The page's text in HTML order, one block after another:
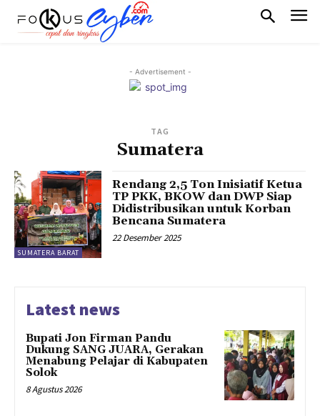
- Advertisement -
TAG
Sumatera
SUMATERA BARAT
Rendang 2,5 Ton Inisiatif Ketua
TP PKK, BKOW dan DWP Siap
Didistribusikan untuk Korban
Bencana Sumatera
22 Desember 2025
Latest news
Bupati Jon Firman Pandu
Dukung SANG JUARA, Gerakan
Menabung Pelajar di Kabupaten
Solok
8 Agustus 2026